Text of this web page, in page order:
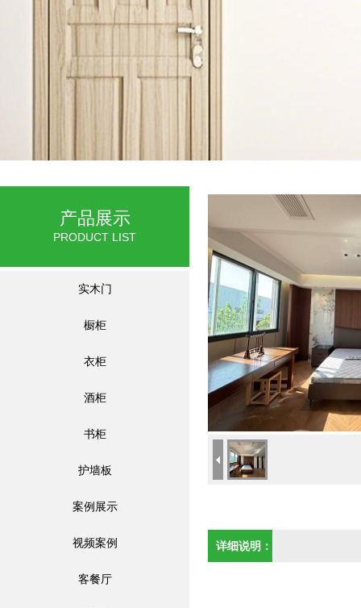
产品展示
PRODUCT LIST
实木门
橱柜
衣柜
酒柜
书柜
护墙板
案例展示
视频案例
客餐厅
详细说明：